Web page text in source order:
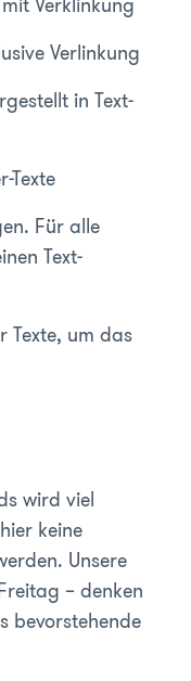
Verlinkung
in Text-
Texte
Für alle
Text-
Texte, um das
wird viel
keine
Unsere
– denken
bevorstehende